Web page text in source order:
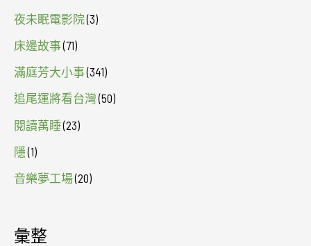
夜未眠電影院(3)
床邊故事(71)
滿庭芳大小事(341)
追尾運將看台灣(50)
閱讀萬睡(23)
隱(1)
音樂夢工場(20)
彙整